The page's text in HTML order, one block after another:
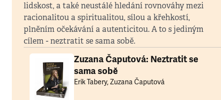
lidskost, a také neustálé hledání rovnováhy mezi
racionalitou a spiritualitou, sílou a křehkostí,
plněním očekávání a autenticitou. A to s jediným
cílem - neztratit se sama sobě.
Zuzana Čaputová: Neztratit se
sama sobě
Erik Tabery, Zuzana Čaputová